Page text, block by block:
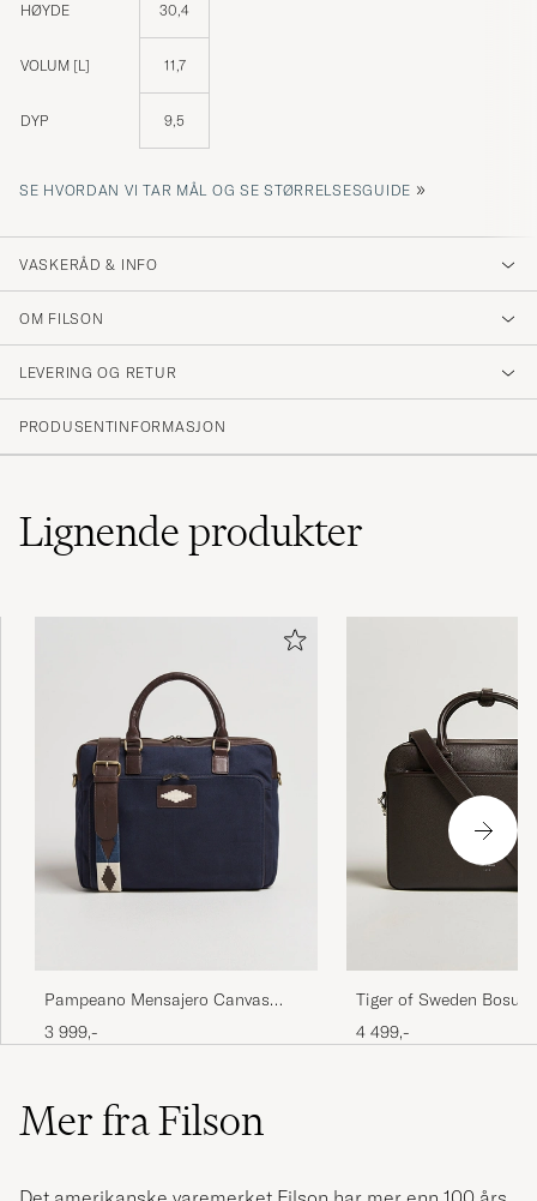
HØYDE 30,4
VOLUM [L] 11,7
DYP 9,5
SE HVORDAN VI TAR MÅL OG SE STØRRELSESGUIDE »
VASKERÅD & INFO
OM FILSON
LEVERING OG RETUR
PRODUSENTINFORMASJON
Lignendeprodukter
Pampeano Mensajero Canvas
Briefcase Navy
3 999,-
Tiger of Sweden Bosun
Leather Briefcase Dark
4 499,-
Mer fra Filson